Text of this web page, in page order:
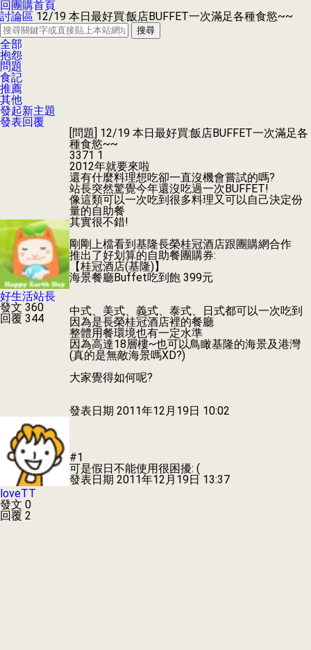
回團購首頁
討論區 12/19 本日最好買:飯店BUFFET一次滿足各種食慾~~
搜尋
全部
抱怨
問題
食記
推薦
其他
發起新主題
發表回覆
好生活站長
發文 360
回覆 344
[問題] 12/19 本日最好買:飯店BUFFET一次滿足各
種食慾~~
3371 1
2012年就要來啦
還有什麼料理想吃卻一直沒機會嘗試的嗎?
站長突然驚覺今年還沒吃過一次BUFFET!
像這類可以一次吃到很多料理又可以自己決定份
量的自助餐
其實很不錯!
剛剛上檔看到基隆長榮桂冠酒店跟團購網合作
推出了好划算的自助餐團購券:
【桂冠酒店(基隆)】
海景餐廳Buffet吃到飽 399元
中式、美式、義式、泰式、日式都可以一次吃到
因為是長榮桂冠酒店裡的餐廳
整體用餐環境也有一定水準
因為高達18層樓~也可以鳥瞰基隆的海景及港灣
(真的是無敵海景嗎XD?)
大家覺得如何呢?
發表日期 2011年12月19日 10:02
loveTT
發文 0
回覆 2
#1
可是假日不能使用很困擾: (
發表日期 2011年12月19日 13:37